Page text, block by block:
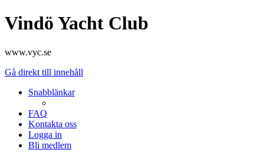
Vindö Yacht Club
www.vyc.se
Gå direkt till innehåll
Snabblänkar
FAQ
Kontakta oss
Logga in
Bli medlem